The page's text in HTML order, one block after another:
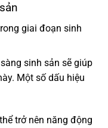
giai đoạn sinh
sinh sản sẽ giúp
Một số dấu hiệu
trở nên năng động